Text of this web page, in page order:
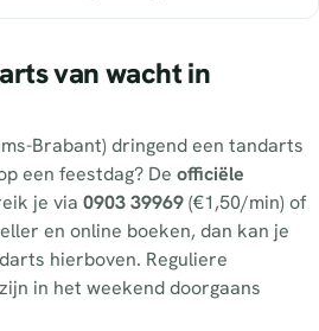
van wacht in
Brabant) dringend een tandarts
een feestdag? De officiële
je via 0903 39969(€1,50/min) of
en online boeken, dan kan je
hierboven. Reguliere
in het weekend doorgaans